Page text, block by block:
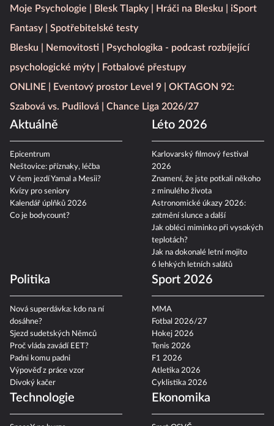
Moje Psychologie Blesk Tlapky Hráči na Blesku
iSport
Fantasy
Spotřebitelské testy
Blesku
Nemovitosti
Psychologika - podcast rozbíjející
psychologické mýty
Fotbalové přestupy
ONLINE
Eventový prostor Level 9
OKTAGON 92:
Szabová vs. Pudilová
Chance Liga 2026/27
Aktuálně
Epicentrum
Neštovice: příznaky, léčba
V čem jezdí Yamal a Mesii?
Kvízy pro seniory
Kalendář úplňků 2026
Co je bodycount?
Léto 2026
Karlovarský filmový festival
2026
Znamení, že jste potkali někoho
z minulého života
Astronomické úkazy 2026:
zatmění slunce a další
Jak obléci miminko při vysokých
teplotách?
Jak na dokonalé letní mojito
6 lehkých letních salátů
Politika
Nová superdávka: kdo na ní
dosáhne?
Sjezd sudetských Němců
Proč vláda zavádí EET?
Padni komu padni
Výpověď z práce vzor
Divoký kačer
Sport 2026
MMA
Fotbal 2026/27
Hokej 2026
Tenis 2026
F1 2026
Atletika 2026
Cyklistika 2026
Technologie Ekonomika